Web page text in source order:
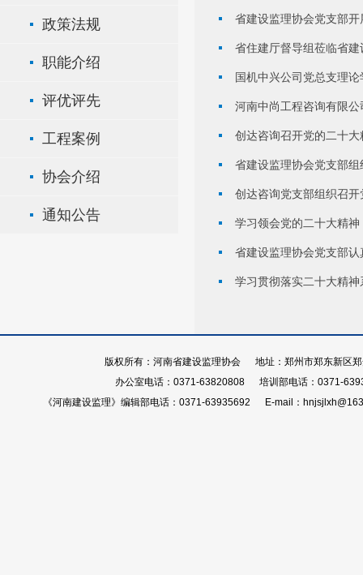
政策法规
职能介绍
评优评先
工程案例
协会介绍
通知公告
省建设监理协会党支部
省住建厅督导组莅临省
国机中兴公司党总支理
河南中尚工程咨询有限
创达咨询召开党的二十
省建设监理协会党支部
创达咨询党支部组织召
学习领会党的二十大精
省建设监理协会党支部
学习贯彻落实二十大精神
版权所有：河南省建设监理协会 地址：郑州市郑东新区
办公室电话：0371-63820808 培训部电话：0371-
《河南建设监理》编辑部电话：0371-63935692 E-mail：